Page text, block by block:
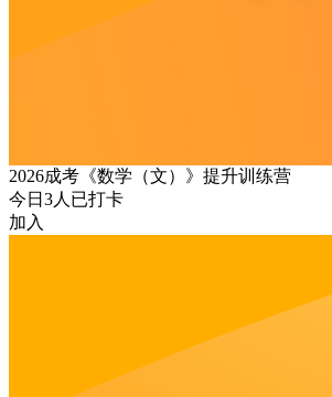
2026成考《数学（文）》提升训练营
今日 3人已打卡
加入